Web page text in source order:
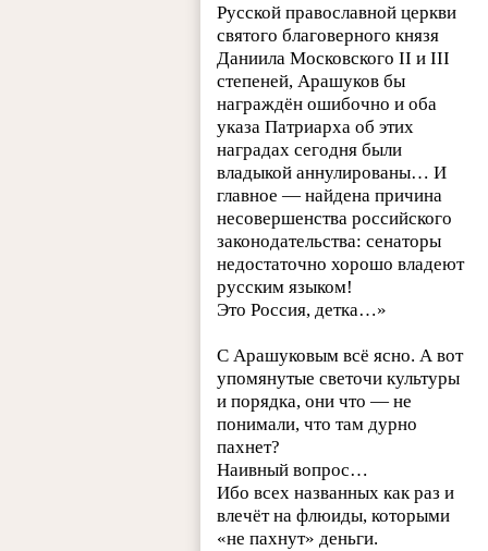
Русской православной церкви
святого благоверного князя
Даниила Московского II и III
степеней, Арашуков бы
награждён ошибочно и оба
указа Патриарха об этих
наградах сегодня были
владыкой аннулированы… И
главное — найдена причина
несовершенства российского
законодательства: сенаторы
недостаточно хорошо владеют
русским языком!
Это Россия, детка…»
С Арашуковым всё ясно. А вот
упомянутые светочи культуры
и порядка, они что — не
понимали, что там дурно
пахнет?
Наивный вопрос…
Ибо всех названных как раз и
влечёт на флюиды, которыми
«не пахнут» деньги.